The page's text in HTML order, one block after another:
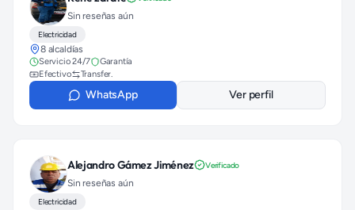
Sin reseñas aún
Electricidad
8 alcaldías
Servicio 24/7
Garantía
Efectivo
Transfer.
WhatsApp Ver perfil
Alejandro Gámez Jiménez Verificado
Sin reseñas aún
Electricidad